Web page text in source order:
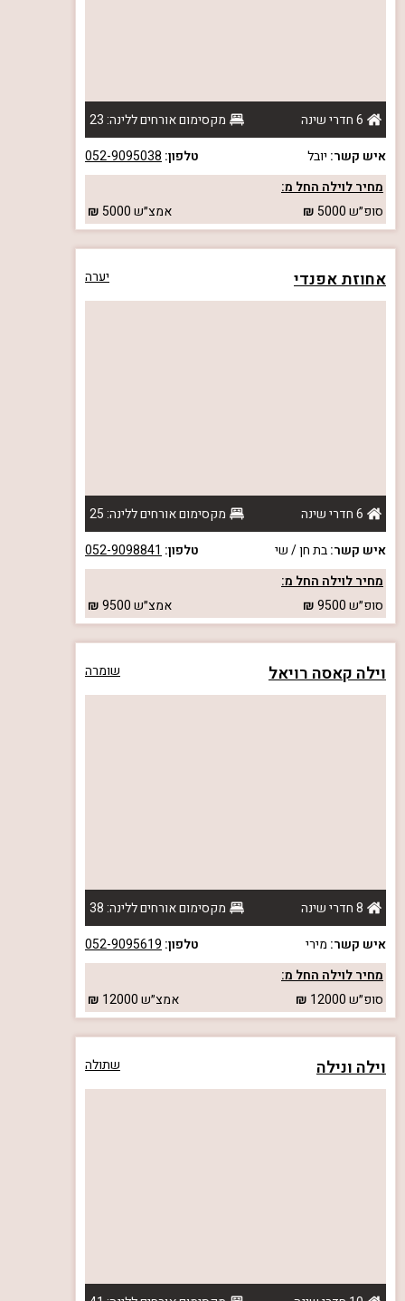
6 חדרי שינה
מקסימום אורחים ללינה: 23
איש קשר: יובל טלפון: 052-9095038
מחיר לוילה החל מ:
סופ״ש5000 אמצ״ש5000
אחוזת אפנדי יערה
6 חדרי שינה
מקסימום אורחים ללינה: 25
איש קשר:בת חן / שי טלפון: 052-9098841
מחיר לוילה החל מ:
סופ״ש9500 אמצ״ש9500
וילה קאסה רויאל שומרה
8 חדרי שינה
מקסימום אורחים ללינה: 38
איש קשר: מירי טלפון: 052-9095619
מחיר לוילה החל מ:
סופ״ש12000 אמצ״ש12000
וילה ונילה שתולה